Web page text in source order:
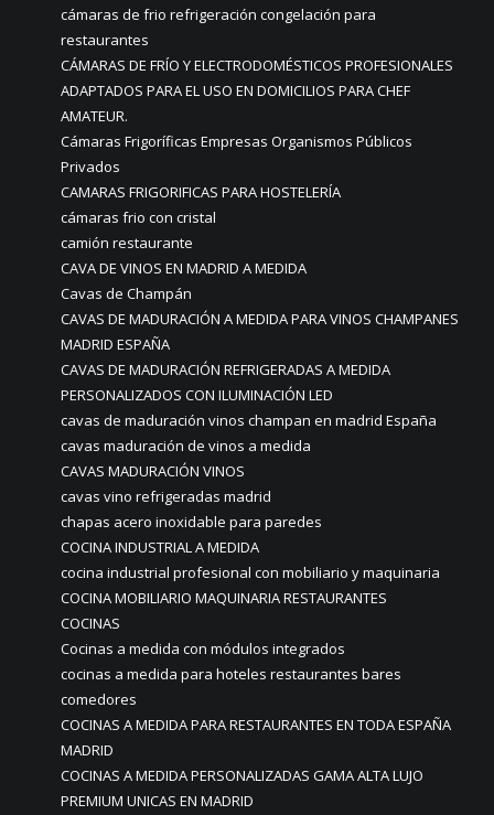
cámaras de frio refrigeración congelación para
restaurantes
CÁMARAS DE FRÍO Y ELECTRODOMÉSTICOS PROFESIONALES
ADAPTADOS PARA EL USO EN DOMICILIOS PARA CHEF
AMATEUR.
Cámaras Frigoríficas Empresas Organismos Públicos
Privados
CAMARAS FRIGORIFICAS PARA HOSTELERÍA
cámaras frio con cristal
camión restaurante
CAVA DE VINOS EN MADRID A MEDIDA
Cavas de Champán
CAVAS DE MADURACIÓN A MEDIDA PARA VINOS CHAMPANES
MADRID ESPAÑA
CAVAS DE MADURACIÓN REFRIGERADAS A MEDIDA
PERSONALIZADOS CON ILUMINACIÓN LED
cavas de maduración vinos champan en madrid España
cavas maduración de vinos a medida
CAVAS MADURACIÓN VINOS
cavas vino refrigeradas madrid
chapas acero inoxidable para paredes
COCINA INDUSTRIAL A MEDIDA
cocina industrial profesional con mobiliario y maquinaria
COCINA MOBILIARIO MAQUINARIA RESTAURANTES
COCINAS
Cocinas a medida con módulos integrados
cocinas a medida para hoteles restaurantes bares
comedores
COCINAS A MEDIDA PARA RESTAURANTES EN TODA ESPAÑA
MADRID
COCINAS A MEDIDA PERSONALIZADAS GAMA ALTA LUJO
PREMIUM UNICAS EN MADRID